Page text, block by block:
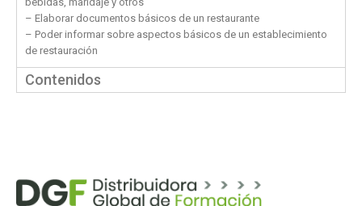
– Elaborar documentos básicos de un restaurante
– Poder informar sobre aspectos básicos de un establecimiento
de restauración
Contenidos